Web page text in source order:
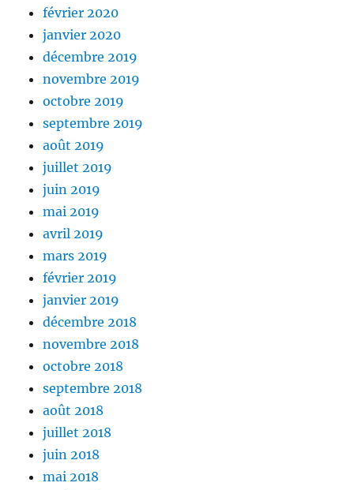
février 2020
janvier 2020
décembre 2019
novembre 2019
octobre 2019
septembre 2019
août 2019
juillet 2019
juin 2019
mai 2019
avril 2019
mars 2019
février 2019
janvier 2019
décembre 2018
novembre 2018
octobre 2018
septembre 2018
août 2018
juillet 2018
juin 2018
mai 2018